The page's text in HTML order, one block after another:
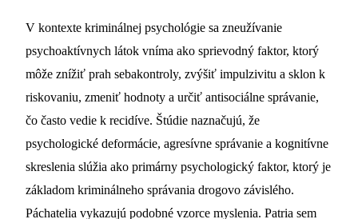
V kontexte kriminálnej psychológie sa zneužívanie
psychoaktívnych látok vníma ako sprievodný faktor, ktorý
môže znížiť prah sebakontroly, zvýšiť impulzivitu a sklon k
riskovaniu, zmeniť hodnoty a určiť antisociálne správanie,
čo často vedie k recidíve. Štúdie naznačujú, že
psychologické deformácie, agresívne správanie a kognitívne
skreslenia slúžia ako primárny psychologický faktor, ktorý je
základom kriminálneho správania drogovo závislého.
Páchatelia vykazujú podobné vzorce myslenia. Patria sem